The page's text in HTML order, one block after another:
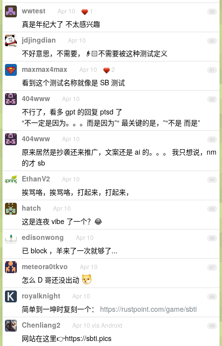
39
wwtest Apr 10 1
真是年纪大了 不太感兴趣
40
jdjingdian Apr 10
不好意思，不需要，👴🏻不需要被这种测试定义
41
maxmax4max Apr 10 2
看到这个测试名称就像是 SB 测试
42
404www Apr 10
不行了，看多 gpt 的回复 ptsd 了
“不一定是因为。。。而是因为”“ 最关键的是，”“不是 而是”
43
404www Apr 10
原来居然是抄袭还来推广，文案还是 ai 的。。。 我只想说，nm
的才 sb
44
EthanV2 Apr 10
挨骂咯，挨骂咯，打起来，打起来，
45
hatch Apr 10
这是连夜 vibe 了一个？😂
46
edisonwong Apr 10
已 block ，羊来了一次就够了...
47
meteora0tkvo Apr 10
怎么 D 哥还没出动
48
royalknight Apr 10
简单到一坤时复刻一个： https://rustpoint.com/game/sbti
49
Chenliang2 Apr 10 via Android
网站在这里👉https://sbti.pics